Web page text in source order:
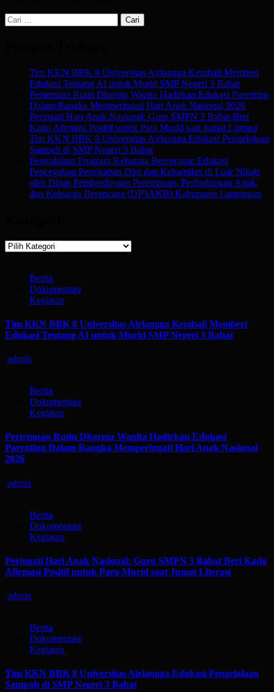
Cari
untuk:
Tim KKN BBK 8 Universitas Airlangga Kembali Memberi
Edukasi Tentang AI untuk Murid SMP Negeri 3 Babat
Pertemuan Rutin Dharma Wanita Hadirkan Edukasi Parenting
Dalam Rangka Memperingati Hari Anak Nasional 2026
Peringati Hari Anak Nasional: Guru SMPN 3 Babat Beri
Kado Afirmasi Positif untuk Para Murid saat Jumat Literasi
Tim KKN BBK 8 Universitas Airlangga Edukasi Pengelolaan
Sampah di SMP Negeri 3 Babat
Penyuluhan Program Keluarga Berencana: Edukasi
Pencegahan Pernikahan Dini dan Kehamilan di Luar Nikah
oleh Dinas Pemberdayaan Perempuan, Perlindungan Anak,
dan Keluarga Berencana (DP3AKB) Kabupaten Lamongan
Kategori
Berita
Dokumentasi
Kegiatan
Tim KKN BBK 8 Universitas Airlangga Kembali Memberi
Edukasi Tentang AI untuk Murid SMP Negeri 3 Babat
admin
Berita
Dokumentasi
Kegiatan
Pertemuan Rutin Dharma Wanita Hadirkan Edukasi
Parenting Dalam Rangka Memperingati Hari Anak Nasional
2026
admin
Berita
Dokumentasi
Kegiatan
Peringati Hari Anak Nasional: Guru SMPN 3 Babat Beri Kado
Afirmasi Positif untuk Para Murid saat Jumat Literasi
admin
Berita
Dokumentasi
Kegiatan
Tim KKN BBK 8 Universitas Airlangga Edukasi Pengelolaan
Sampah di SMP Negeri 3 Babat